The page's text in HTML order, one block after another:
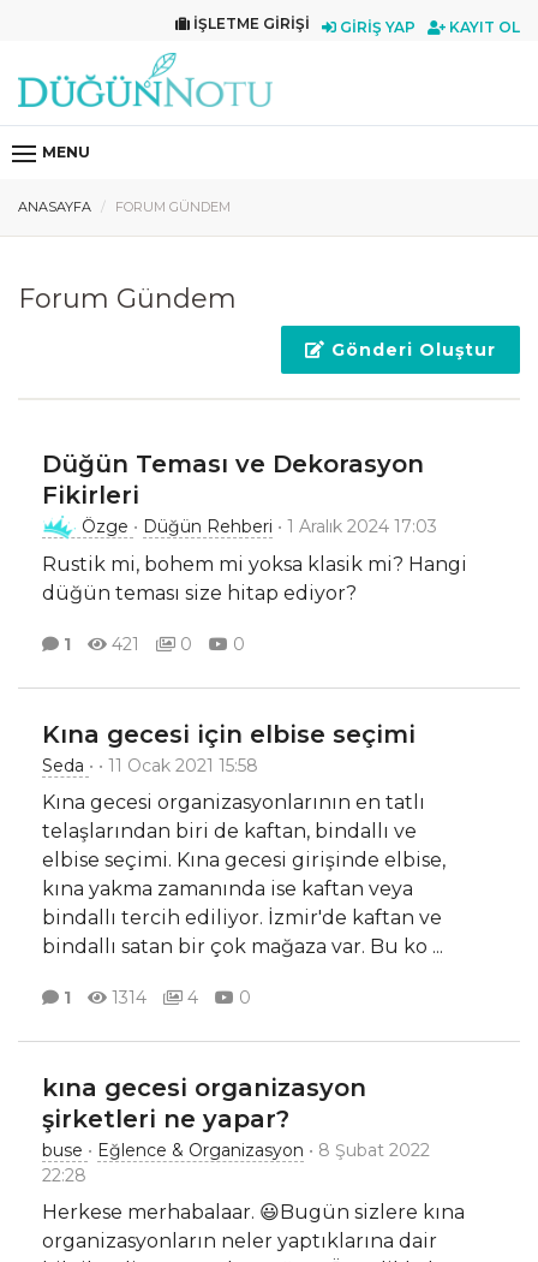
İŞLETME GIRIŞI GIRIŞ YAP KAYIT OL
MENU
ANASAYFA FORUM GÜNDEM
Forum Gündem
Gönderi Oluştur
Düğün Teması ve Dekorasyon
Fikirleri
Özge • Düğün Rehberi • 1 Aralık 2024 17:03
Rustik mi, bohem mi yoksa klasik mi? Hangi
düğün teması size hitap ediyor?
1 421 0 0
Kına gecesi için elbise seçimi
Seda • • 11 Ocak 2021 15:58
Kına gecesi organizasyonlarının en tatlı
telaşlarından biri de kaftan, bindallı ve
elbise seçimi. Kına gecesi girişinde elbise,
kına yakma zamanında ise kaftan veya
bindallı tercih ediliyor. İzmir'de kaftan ve
bindallı satan bir çok mağaza var. Bu ko ...
1 1314 4 0
kına gecesi organizasyon
şirketleri ne yapar?
buse • Eğlence & Organizasyon • 8 Şubat 2022
22:28
Herkese merhabalaar. 😃Bugün sizlere kına
organizasyonların neler yaptıklarına dair